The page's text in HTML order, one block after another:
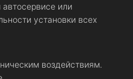
или
установки всех
воздействиям.